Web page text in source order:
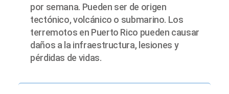
por semana. Pueden ser de origen
tectónico, volcánico o submarino. Los
terremotos en Puerto Rico pueden causar
daños a la infraestructura, lesiones y
pérdidas de vidas.